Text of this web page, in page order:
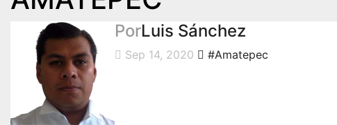
PorLuis Sánchez
Sep 14, 2020 #Amatepec